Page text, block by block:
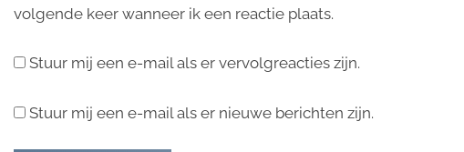
volgende keer wanneer ik een reactie plaats.
Stuur mij een e-mail als er vervolgreacties zijn.
Stuur mij een e-mail als er nieuwe berichten zijn.